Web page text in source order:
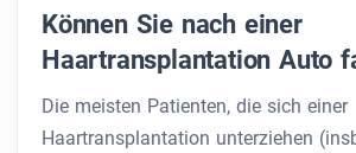
Können Sie nach einer
Haartransplantation Auto
Die meisten Patienten, die sich einer
Haartransplantation unterziehen